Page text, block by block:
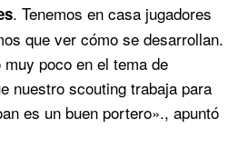
. Tenemos en casa jugadores
que ver cómo se desarrollan.
poco en el tema de
nuestro scouting trabaja para
es un buen portero»., apuntó